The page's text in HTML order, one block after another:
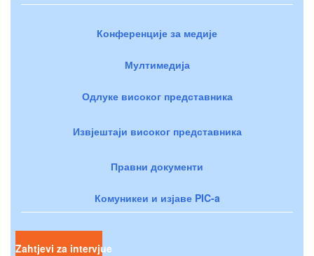
Конференције за медије
Мултимедија
Одлуке високог представника
Извјештаји високог представника
Правни документи
Комуникеи и изјаве PIC-a
Zahtjevi za intervjue